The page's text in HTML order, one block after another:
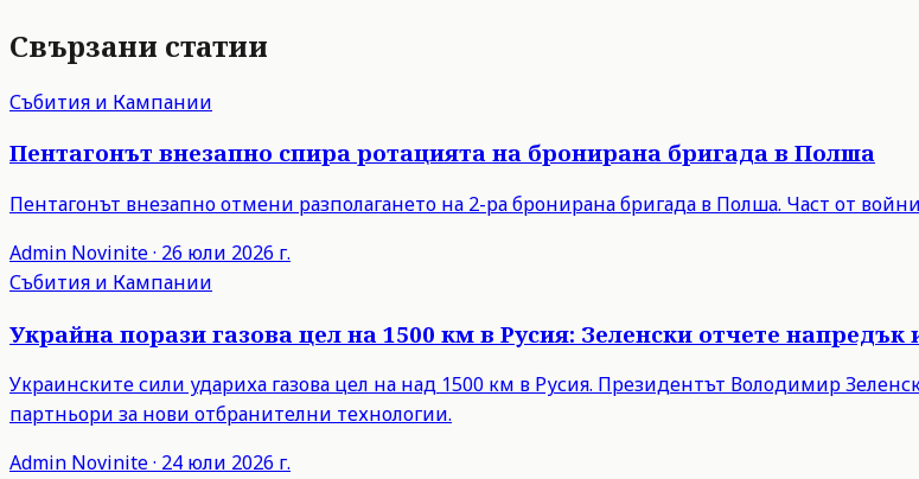
Свързани статии
Събития и Кампании
Пентагонът внезапно спира ротацията на бронирана бригада в Полша
Пентагонът внезапно отмени разполагането на 2-ра бронирана бригада в Полша. Част от
Admin Novinite· 26 юли 2026 г.
Събития и Кампании
Украйна порази газова цел на 1500 км в Русия: Зеленски отчете
Украинските сили удариха газова цел на над 1500 км в Русия. Президентът Володимир
партньори за нови отбранителни технологии.
Admin Novinite· 24 юли 2026 г.